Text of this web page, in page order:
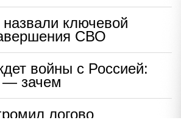
ключевой
СВО
войны с Россией:
— зачем
логово